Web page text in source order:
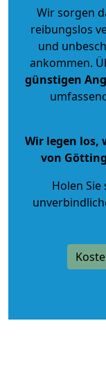
Wir sorgen
reibungslos
und
ankommen.
günstigen
Wir legen los,
von
Holen